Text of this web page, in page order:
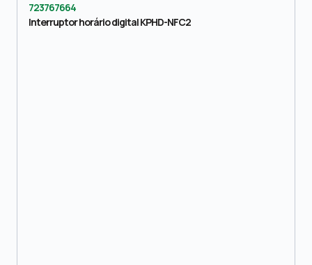
723767664
Interruptor horário digital KPHD-NFC2